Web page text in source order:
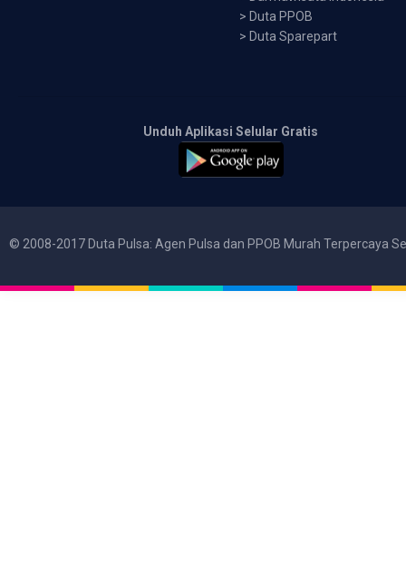
> Duta PPOB
> Duta Sparepart
Unduh Aplikasi Selular Gratis
© 2008-2017 Duta Pulsa: Agen Pulsa dan PPOB Murah Terpercaya